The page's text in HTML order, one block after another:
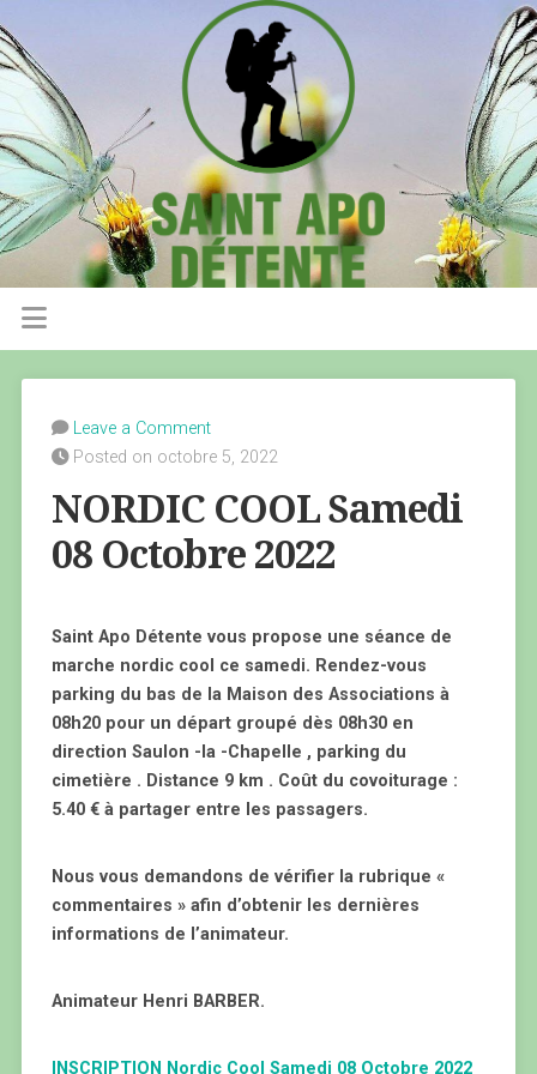
Leave a Comment
Posted on octobre 5, 2022
NORDIC COOL Samedi
08 Octobre 2022
Saint Apo Détente vous propose une séance de
marche nordic cool ce samedi. Rendez-vous
parking du bas de la Maison des Associations à
08h20 pour un départ groupé dès 08h30 en
direction Saulon -la -Chapelle , parking du
cimetière . Distance 9 km . Coût du covoiturage :
5.40 € à partager entre les passagers.
Nous vous demandons de vérifier la rubrique «
commentaires » afin d’obtenir les dernières
informations de l’animateur.
Animateur Henri BARBER.
INSCRIPTION Nordic Cool Samedi 08 Octobre 2022